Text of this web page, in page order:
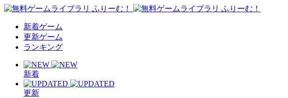
新着ゲーム
更新ゲーム
ランキング
新着
更新